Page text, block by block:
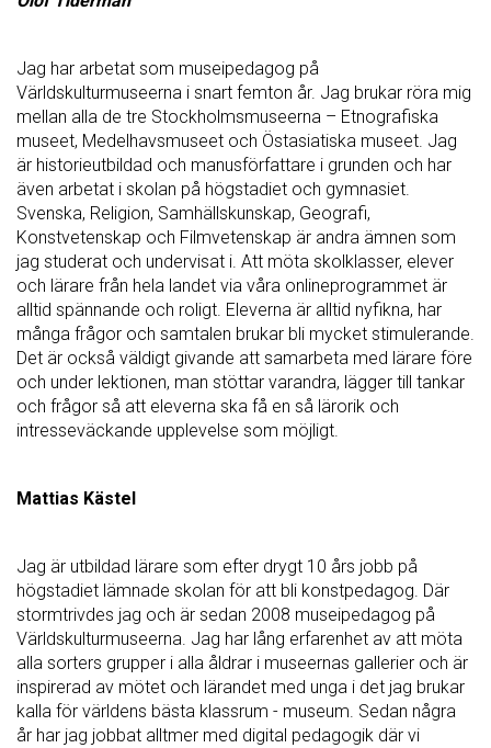
Jag har arbetat som museipedagog på
Världskulturmuseerna i snart femton år. Jag brukar röra mig
mellan alla de tre Stockholmsmuseerna – Etnografiska
museet, Medelhavsmuseet och Östasiatiska museet. Jag
är historieutbildad och manusförfattare i grunden och har
även arbetat i skolan på högstadiet och gymnasiet.
Svenska, Religion, Samhällskunskap, Geografi,
Konstvetenskap och Filmvetenskap är andra ämnen som
jag studerat och undervisat i. Att möta skolklasser, elever
och lärare från hela landet via våra onlineprogrammet är
alltid spännande och roligt. Eleverna är alltid nyfikna, har
många frågor och samtalen brukar bli mycket stimulerande.
Det är också väldigt givande att samarbeta med lärare före
och under lektionen, man stöttar varandra, lägger till tankar
och frågor så att eleverna ska få en så lärorik och
intresseväckande upplevelse som möjligt.
Mattias Kästel
Jag är utbildad lärare som efter drygt 10 års jobb på
högstadiet lämnade skolan för att bli konstpedagog. Där
stormtrivdes jag och är sedan 2008 museipedagog på
Världskulturmuseerna. Jag har lång erfarenhet av att möta
alla sorters grupper i alla åldrar i museernas gallerier och är
inspirerad av mötet och lärandet med unga i det jag brukar
kalla för världens bästa klassrum - museum. Sedan några
år har jag jobbat alltmer med digital pedagogik där vi